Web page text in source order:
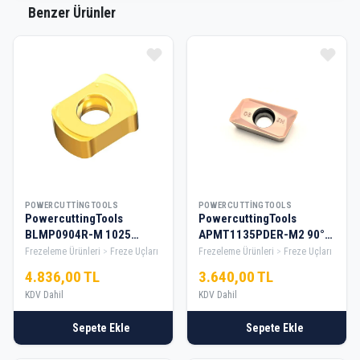
Benzer Ürünler
POWERCUTTINGTOOLS
PowercuttingTools
BLMP0904R-M 1025
Freze Elması ( 10 Adet )
Frezeleme Ürünleri Freze Uçları
4.836,00 TL
KDV Dahil
Sepete Ekle
POWERCUTTINGTOOLS
PowercuttingTools
APMT1135PDER-M2 90°
Finiş Elması ( 10 Adet )
Frezeleme Ürünleri Freze Uçları
3.640,00 TL
KDV Dahil
Sepete Ekle